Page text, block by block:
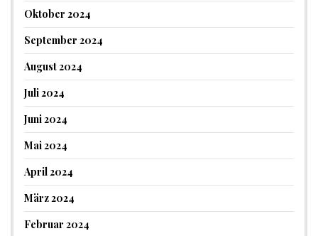
Oktober 2024
September 2024
August 2024
Juli 2024
Juni 2024
Mai 2024
April 2024
März 2024
Februar 2024